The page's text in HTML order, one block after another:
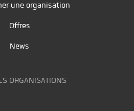
une organisation
Offres
News
ORGANISATIONS